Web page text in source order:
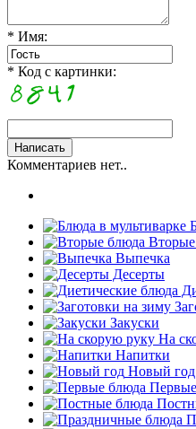
* Имя:
* Код с картинки:
Комментариев нет..
Выпечка
Десерты
Закуски
На
Напитки
Новый год